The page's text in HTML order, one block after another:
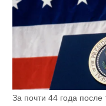
За почти 44 года после